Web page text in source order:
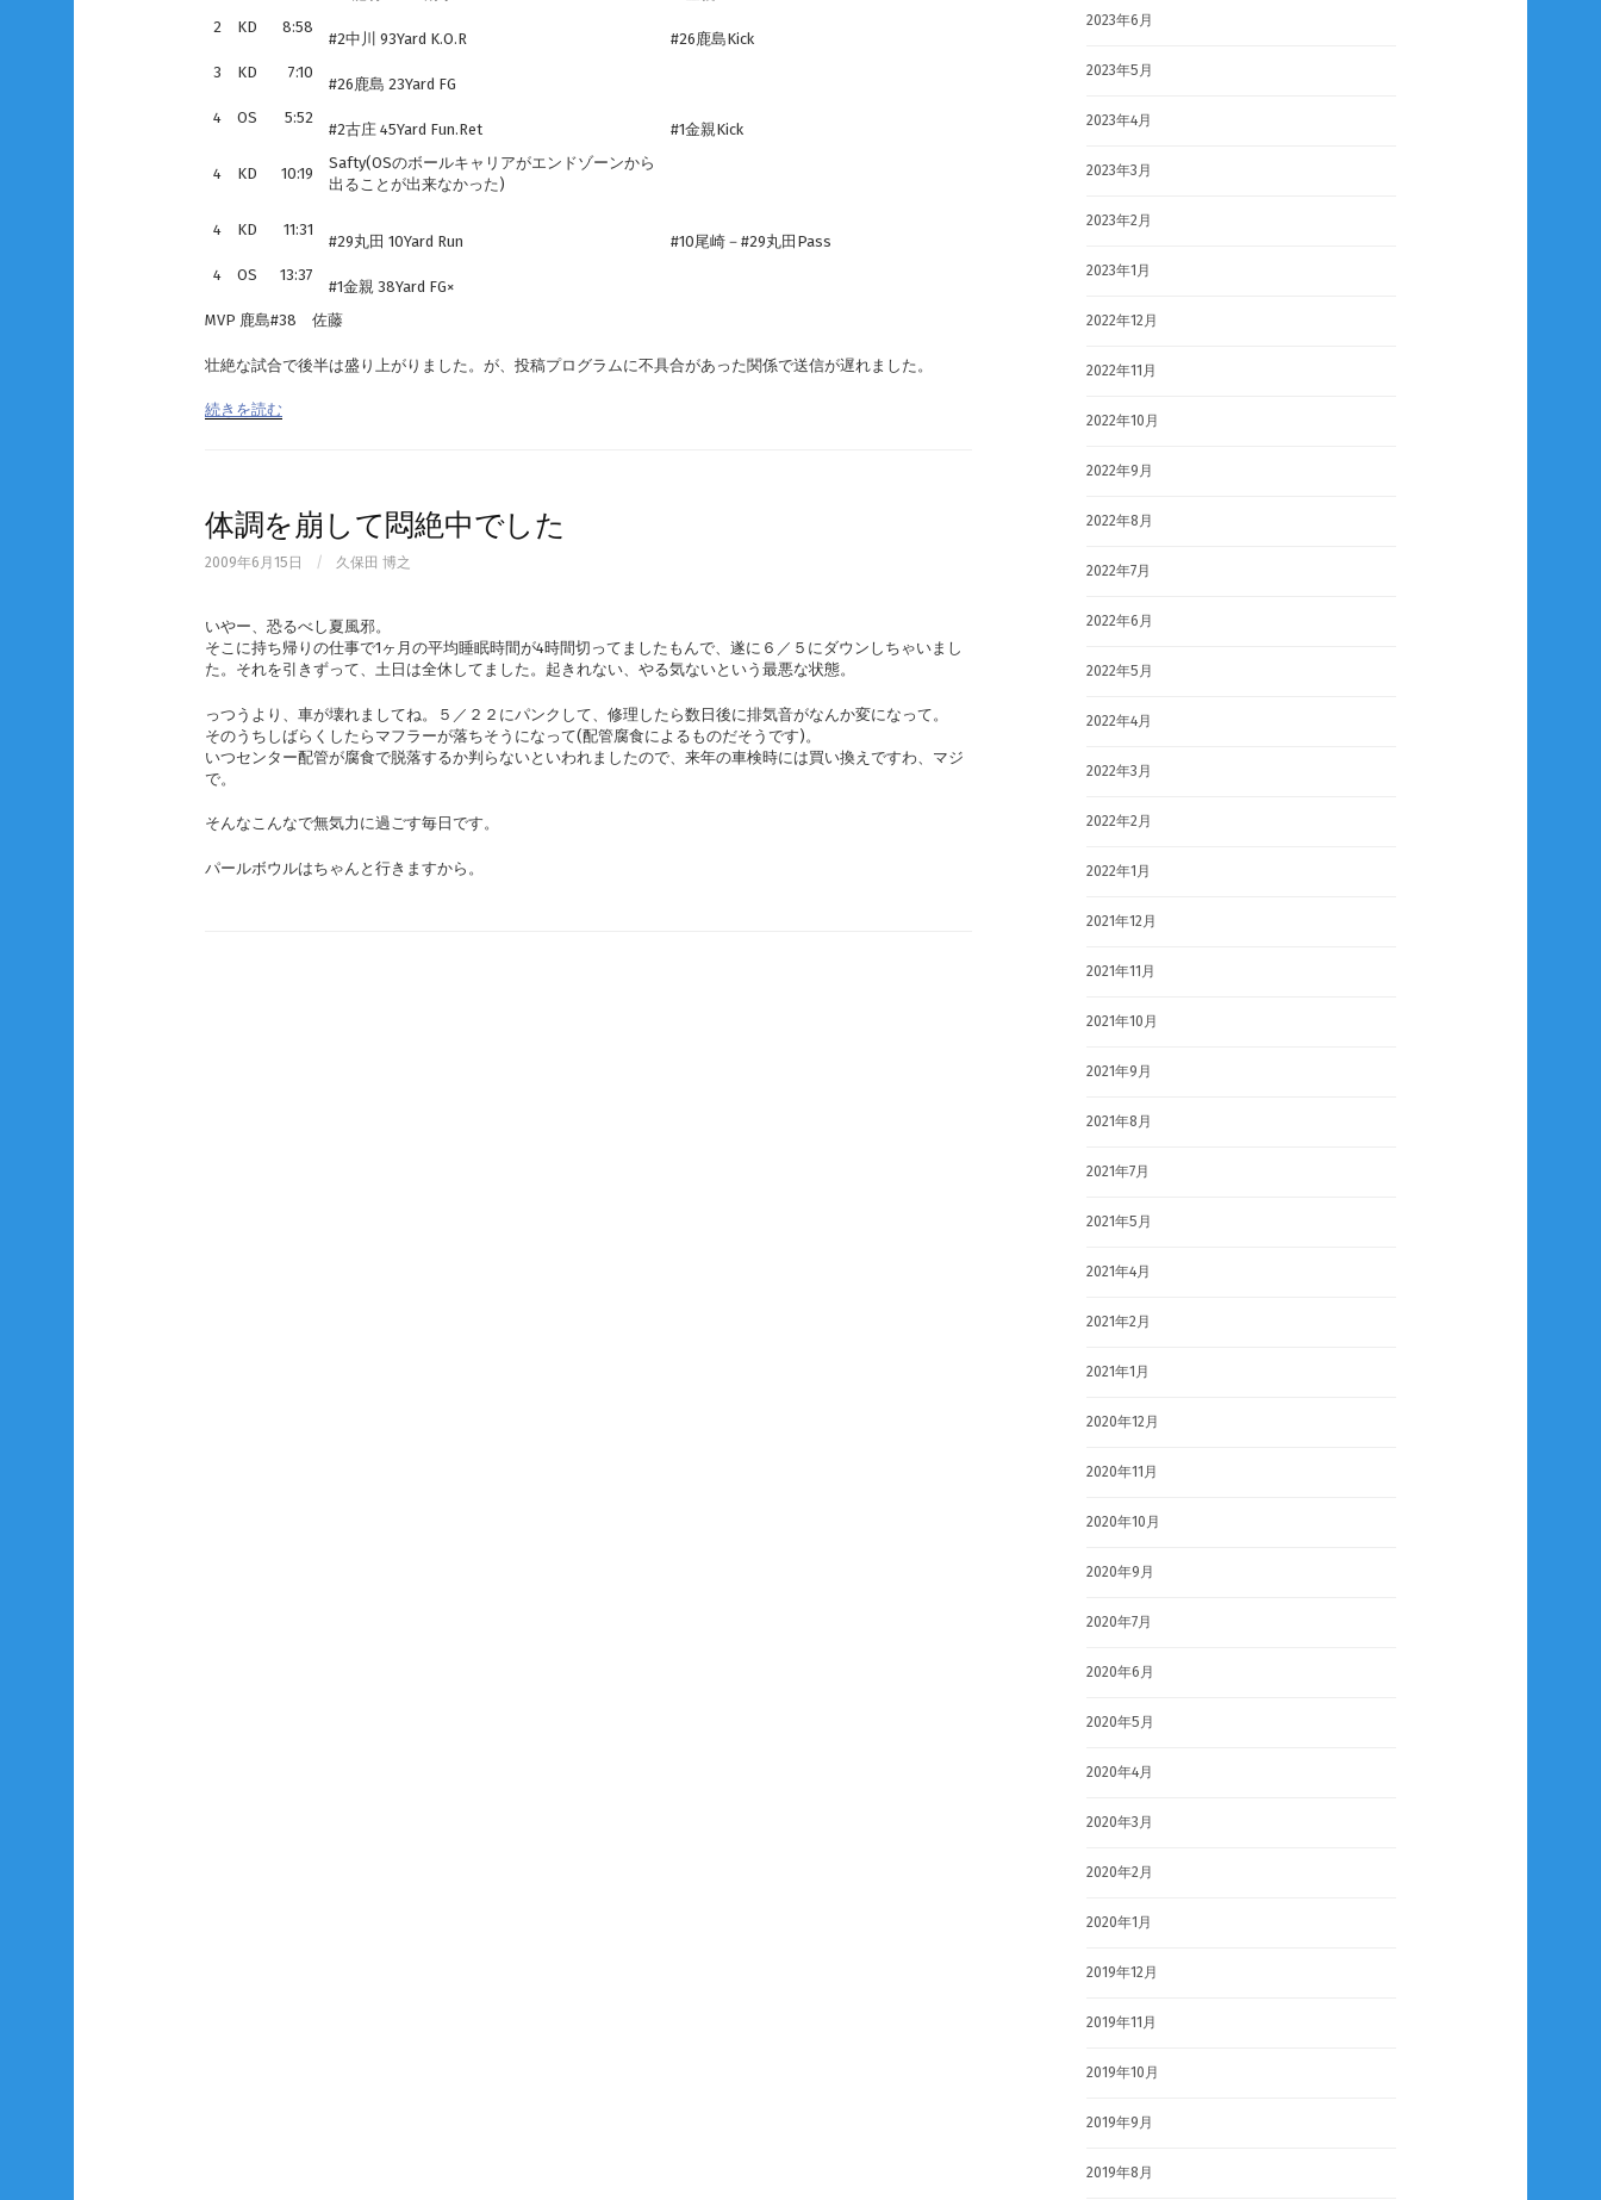
2
KD 8:58
#2中川 93Yard K.O.R
#26鹿島Kick
3
KD 7:10
#26鹿島 23Yard FG
4
OS 5:52
#2古庄 45Yard Fun.Ret #1金親Kick
4 KD 10:19
Safty(OSのボールキャリアがエンドゾーンから
出ることが出来なかった)
4 KD 11:31
#29丸田 10Yard Run
#10尾崎－#29丸田Pass
4
OS 13:37
#1金親 38Yard FG×
MVP 鹿島#38 佐藤
壮絶な試合で後半は盛り上がりました。が、投稿プログラムに不具合があった関係で送信が遅れました。
続きを読む
体調を崩して悶絶中でした
2009年6月15日 / 久保田 博之
いやー、恐るべし夏風邪。
そこに持ち帰りの仕事で1ヶ月の平均睡眠時間が4時間切ってましたもんで、遂に６／５にダウンしちゃいまし
た。それを引きずって、土日は全休してました。起きれない、やる気ないという最悪な状態。
っつうより、車が壊れましてね。５／２２にパンクして、修理したら数日後に排気音がなんか変になって。
そのうちしばらくしたらマフラーが落ちそうになって(配管腐食によるものだそうです)。
いつセンター配管が腐食で脱落するか判らないといわれましたので、来年の車検時には買い換えですわ、マジ
で。
そんなこんなで無気力に過ごす毎日です。
パールボウルはちゃんと行きますから。
2023年6月
2023年5月
2023年4月
2023年3月
2023年2月
2023年1月
2022年12月
2022年11月
2022年10月
2022年9月
2022年8月
2022年7月
2022年6月
2022年5月
2022年4月
2022年3月
2022年2月
2022年1月
2021年12月
2021年11月
2021年10月
2021年9月
2021年8月
2021年7月
2021年5月
2021年4月
2021年2月
2021年1月
2020年12月
2020年11月
2020年10月
2020年9月
2020年7月
2020年6月
2020年5月
2020年4月
2020年3月
2020年2月
2020年1月
2019年12月
2019年11月
2019年10月
2019年9月
2019年8月